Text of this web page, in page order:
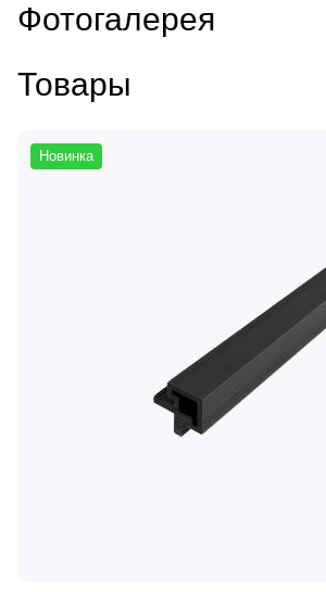
Фотогалерея
Товары
Новинка